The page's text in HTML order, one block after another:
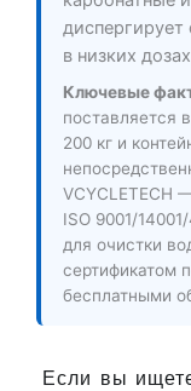
в низких
Ключевые
поставляется
200 кг и
VCYCLETECH
ISO 9001/
для очистки
сертификатом
бесплатными
Если вы